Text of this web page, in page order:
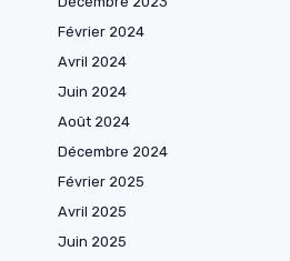
Février 2024
Avril 2024
Juin 2024
Août 2024
Décembre 2024
Février 2025
Avril 2025
Juin 2025